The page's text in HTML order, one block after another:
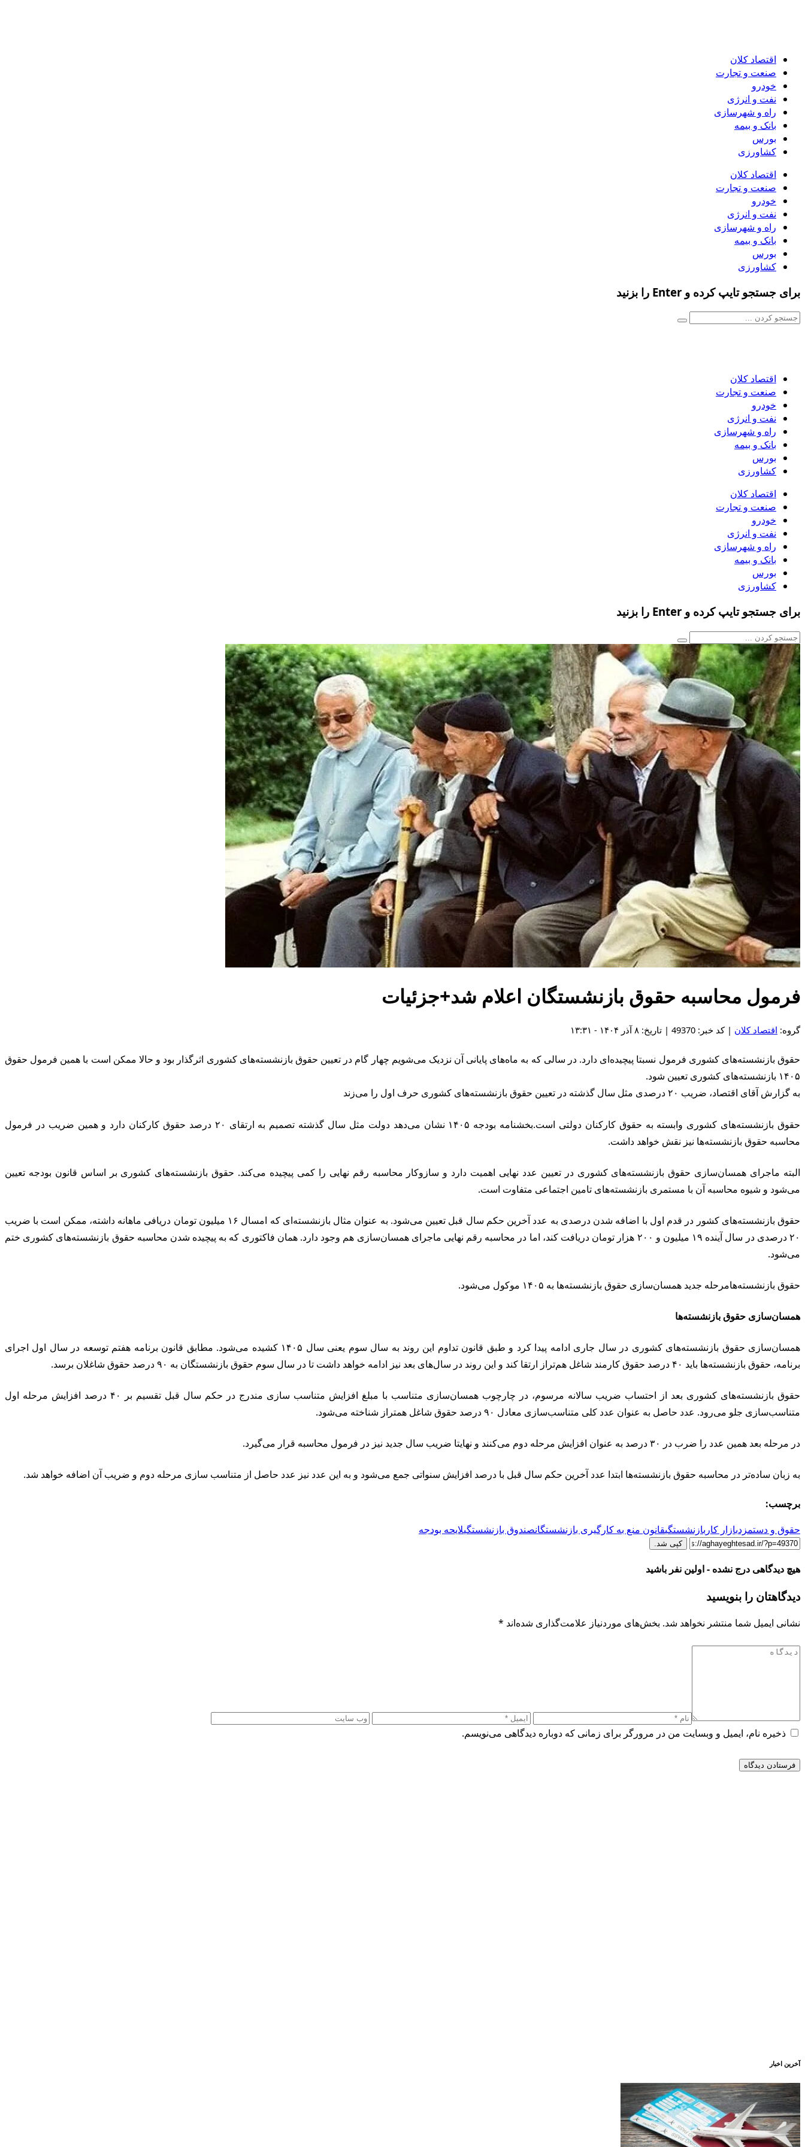
اقتصاد کلان
صنعت و تجارت
خودرو
نفت و انرژی
راه و شهرسازی
بانک و بیمه
بورس
کشاورزی
اقتصاد کلان
صنعت و تجارت
خودرو
نفت و انرژی
راه و شهرسازی
بانک و بیمه
بورس
کشاورزی
برای جستجو تایپ کرده و Enter را بزنید
اقتصاد کلان
صنعت و تجارت
خودرو
نفت و انرژی
راه و شهرسازی
بانک و بیمه
بورس
کشاورزی
اقتصاد کلان
صنعت و تجارت
خودرو
نفت و انرژی
راه و شهرسازی
بانک و بیمه
بورس
کشاورزی
برای جستجو تایپ کرده و Enter را بزنید
فرمول محاسبه حقوق بازنشستگان اعلام شد+جزئیات
گروه: اقتصاد کلان | کد خبر: 49370 | تاریخ: ۸ آذر ۱۴۰۴ - ۱۳:۳۱
حقوق بازنشسته‌های کشوری فرمول نسبتا پیچیده‌ای دارد. در سالی که به ماه‌های پایانی آن نزدیک می‌شویم چهار گام در تعیین حقوق بازنشسته‌های کشوری اثرگذار بود و حالا ممکن است با همین فرمول حقوق
۱۴۰۵ بازنشسته‌های کشوری تعیین شود.
به گزارش آقای اقتصاد، ضریب ۲۰ درصدی مثل سال گذشته در تعیین حقوق بازنشسته‌های کشوری حرف اول را می‌زند
حقوق بازنشسته‌های کشوری وابسته به حقوق کارکنان دولتی است.بخشنامه بودجه ۱۴۰۵ نشان می‌دهد دولت مثل سال گذشته تصمیم به ارتقای ۲۰ درصد حقوق کارکنان دارد و همین ضریب در فرمول
محاسبه حقوق بازنشسته‌ها نیز نقش خواهد داشت.
البته ماجرای همسان‌سازی حقوق بازنشسته‌های کشوری در تعیین عدد نهایی اهمیت دارد و سازوکار محاسبه رقم نهایی را کمی پیچیده می‌کند. حقوق بازنشسته‌های کشوری بر اساس قانون بودجه تعیین
می‌شود و شیوه محاسبه آن با مستمری بازنشسته‌های تامین اجتماعی متفاوت است.
حقوق بازنشسته‌های کشور در قدم اول با اضافه شدن درصدی به عدد آخرین حکم سال قبل تعیین می‌شود. به عنوان مثال بازنشسته‌ای که امسال ۱۶ میلیون تومان دریافی ماهانه داشته، ممکن است با ضریب
۲۰ درصدی در سال آینده ۱۹ میلیون و ۲۰۰ هزار تومان دریافت کند، اما در محاسبه رقم نهایی ماجرای همسان‌سازی هم وجود دارد. همان فاکتوری که به پیچیده شدن محاسبه حقوق بازنشسته‌های کشوری ختم
می‌شود.
حقوق بازنشسته‌هامرحله جدید همسان‌سازی حقوق بازنشسته‌ها به ۱۴۰۵ موکول می‌شود.
همسان‌سازی حقوق بازنشسته‌ها
همسان‌سازی حقوق بازنشسته‌های کشوری در سال جاری ادامه پیدا کرد و طبق قانون تداوم این روند به سال سوم یعنی سال ۱۴۰۵ کشیده می‌شود. مطابق قانون برنامه هفتم توسعه در سال اول اجرای
برنامه، حقوق بازنشسته‌ها باید ۴۰ درصد حقوق کارمند شاغل هم‌تراز ارتقا کند و این روند در سال‌های بعد نیز ادامه خواهد داشت تا در سال سوم حقوق بازنشستگان به ۹۰ درصد حقوق شاغلان برسد.
حقوق بازنشسته‌های کشوری بعد از احتساب ضریب سالانه مرسوم، در چارچوب همسان‌سازی متناسب با مبلغ افزایش متناسب سازی مندرج در حکم سال قبل تقسیم بر ۴۰ درصد افزایش مرحله اول
متناسب‌سازی جلو می‌رود. عدد حاصل به عنوان عدد کلی متناسب‌سازی معادل ۹۰ درصد حقوق شاغل همتراز شناخته می‌شود.
در مرحله بعد همین عدد را ضرب در ۳۰ درصد به عنوان افزایش مرحله دوم می‌کنند و نهایتا ضریب سال جدید نیز در فرمول محاسبه قرار می‌گیرد.
به زبان ساده‌تر در محاسبه حقوق بازنشسته‌ها ابتدا عدد آخرین حکم سال قبل با درصد افزایش سنواتی جمع می‌شود و به این عدد نیز عدد حاصل از متناسب سازی مرحله دوم و ضریب آن اضافه خواهد شد.
برچسب:
حقوق و دستمزدبازار کار بازنشستگیقانون منع به کارگیری بازنشستگانصندوق بازنشستگیلایحه بودجه
کپی شد.
هیچ دیدگاهی درج نشده - اولین نفر باشید
دیدگاهتان را بنویسید
نشانی ایمیل شما منتشر نخواهد شد. بخش‌های موردنیاز علامت‌گذاری شده‌اند *
ذخیره نام، ایمیل و وبسایت من در مرورگر برای زمانی که دوباره دیدگاهی می‌نویسم.
آخرین اخبار